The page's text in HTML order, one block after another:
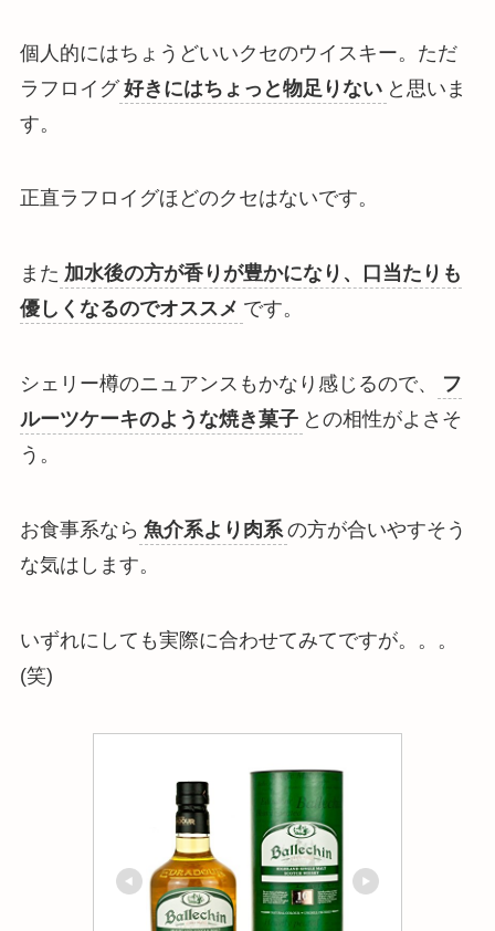
個人的にはちょうどいいクセのウイスキー。ただ
ラフロイグ 好きにはちょっと物足りない と思いま
す。
正直ラフロイグほどのクセはないです。
また 加水後の方が香りが豊かになり、口当たりも
優しくなるのでオススメ です。
シェリー樽のニュアンスもかなり感じるので、
フ
ルーツケーキのような焼き菓子 との相性がよさそ
う。
お食事系なら 魚介系より肉系 の方が合いやすそう
な気はします。
いずれにしても実際に合わせてみてですが。。。
(笑)